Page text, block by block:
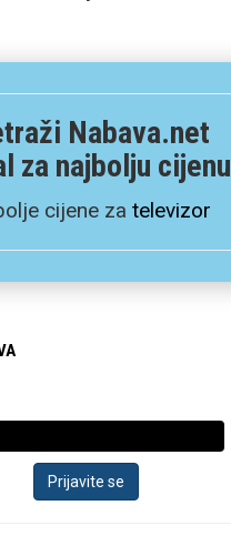
Nabava.net
za najbolju cijenu
cijene za televizor